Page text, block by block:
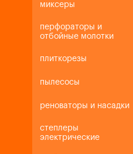
миксеры
перфораторы и
отбойные молотки
плиткорезы
пылесосы
реноваторы и насадки
степлеры
электрические